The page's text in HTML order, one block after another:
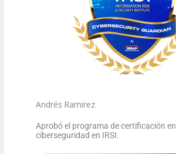
Andrés Ramirez
Aprobó el programa de certificación en
ciberseguridad en IRSI.